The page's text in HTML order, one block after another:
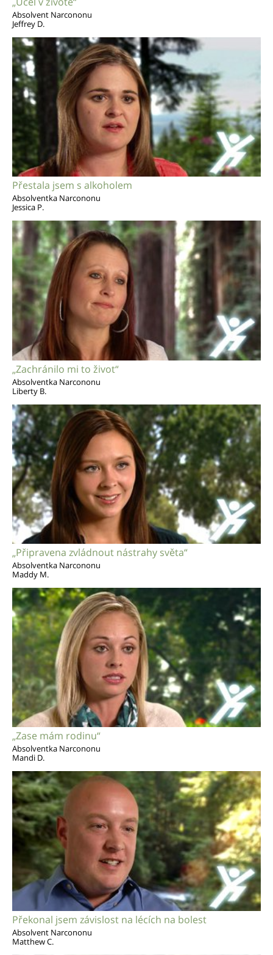
Absolvent Narcononu
Jeffrey D.
Přestala jsem s alkoholem
Absolventka Narcononu
Jessica P.
„Zachránilo mi to život“
Absolventka Narcononu
Liberty B.
„Připravena zvládnout nástrahy světa“
Absolventka Narcononu
Maddy M.
„Zase mám rodinu“
Absolventka Narcononu
Mandi D.
Překonal jsem závislost na lécích na bolest
Absolvent Narcononu
Matthew C.